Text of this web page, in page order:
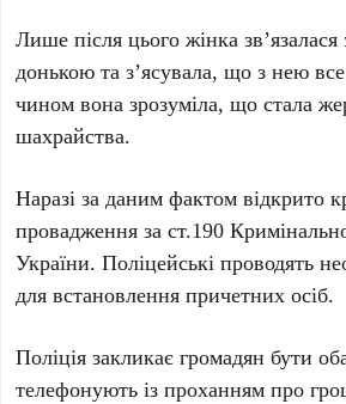
Лише після цього жінка
донькою та з’ясувала, що з нею
чином вона зрозуміла, що стала
шахрайства.
Наразі за даним фактом відкрито
провадження за ст.190
України. Поліцейські проводять
для встановлення причетних осіб.
Поліція закликає громадян бути
телефонують із проханням про